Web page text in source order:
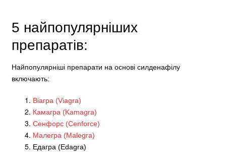
5 найпопулярніших
препаратів:
Найпопулярніші препарати на основі силденафілу
включають:
Віагра (Viagra)
Камагра (Kamagra)
Сенфорс (Cenforce)
Малегра (Malegra)
Едагра (Edagra)